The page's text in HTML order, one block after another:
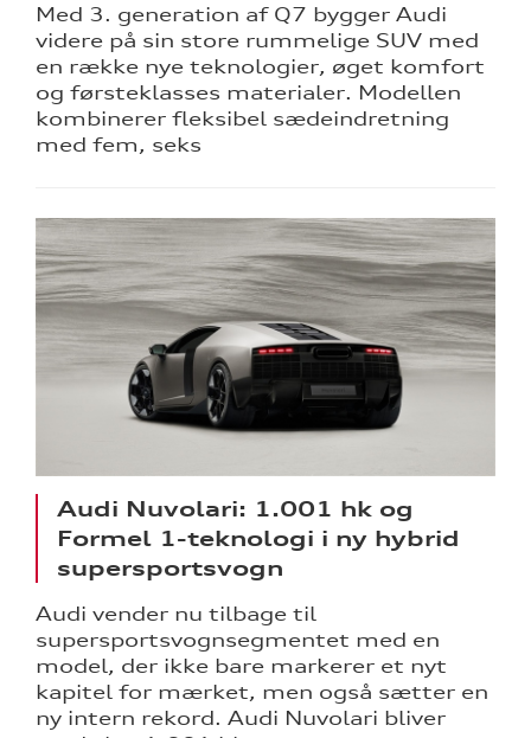
Med 3. generation af Q7 bygger Audi
videre på sin store rummelige SUV med
en række nye teknologier, øget komfort
og førsteklasses materialer. Modellen
kombinerer fleksibel sædeindretning
med fem, seks
Audi Nuvolari: 1.001 hk og
Formel 1-teknologi i ny hybrid
supersportsvogn
Audi vender nu tilbage til
supersportsvognsegmentet med en
model, der ikke bare markerer et nyt
kapitel for mærket, men også sætter en
ny intern rekord. Audi Nuvolari bliver